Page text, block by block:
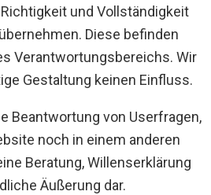
und Vollständigkeit
Diese befinden
Verantwortungsbereichs. Wir
Gestaltung keinen Einfluss.
Beantwortung von Userfragen,
noch in einem anderen
Beratung, Willenserklärung
Äußerung dar.